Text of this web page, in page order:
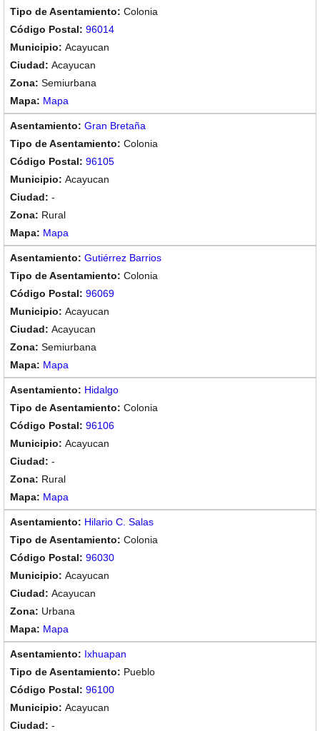
Colonia
96014
Acayucan
Acayucan
Semiurbana
Mapa
Gran Bretaña
Colonia
96105
Acayucan
-
Rural
Mapa
Gutiérrez Barrios
Colonia
96069
Acayucan
Acayucan
Semiurbana
Mapa
Hidalgo
Colonia
96106
Acayucan
-
Rural
Mapa
Hilario C. Salas
Colonia
96030
Acayucan
Acayucan
Urbana
Mapa
Ixhuapan
Pueblo
96100
Acayucan
-